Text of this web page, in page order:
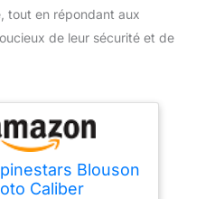
tout en répondant aux
de leur sécurité et de
Blouson
Caliber